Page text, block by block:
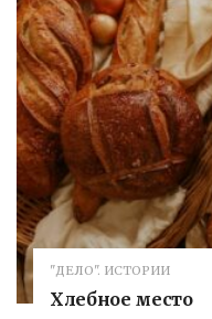
"ДЕЛО". ИСТОРИИ
Хлебное место